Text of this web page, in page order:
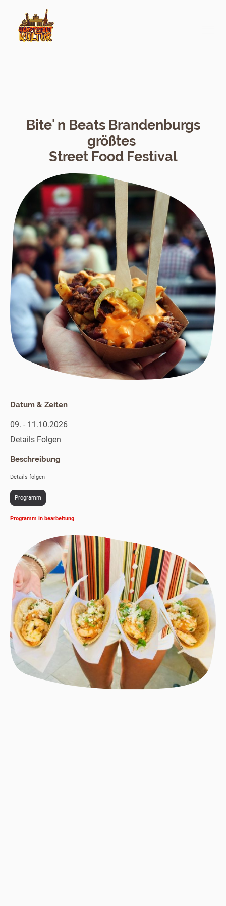
Bite' n Beats Brandenburgs
größtes
Street Food Festival
Datum & Zeiten
09. - 11.10.2026
Details Folgen
Beschreibung
Details folgen
Programm
Programm in bearbeitung